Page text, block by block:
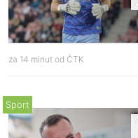
za 14 minut od ČTK
Sport